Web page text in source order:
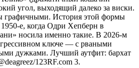
угол, выходящий далеко за виски.
графичными. История этой формы
е, когда Одри Хепберн в
носила именно такие. В 2026-м
ключе — с рваными
дужками. Лучший аутфит: бархат
123RF.com 3.